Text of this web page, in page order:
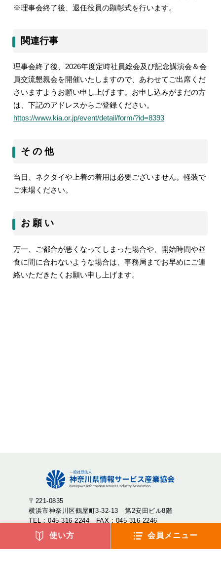
※理事会終了後、退任役員の顕彰式を行います。
関連行事
理事会終了後、 2026年度定時社員総会及び記念講演会＆会
員交流懇親会を開催いたしますので、あわせてご出席くだ
さいますようお願い申し上げます。お申し込みがまだの方
は、下記のアドレスからご登録ください。
https://www.kia.or.jp/event/detail/form/?id=8393
そ の 他
当日、ネクタイや上着の着用は必要ございません。軽装で
ご来場ください。
お 願 い
万一、ご都合が悪くなってしまった場合や、開始時間や昼
食に間に合わないような場合は、事務局までお早めにご連
絡いただきたくお願い申し上げます。
〒221-0835
横浜市神奈川区鶴屋町3-32-13 第2安田ビル8階
TEL : 045-316-2244 FAX : 045-316-2246
神奈川県情報サービス産業協会（神情協・しんじょうきょ
使い方 会員メニュー